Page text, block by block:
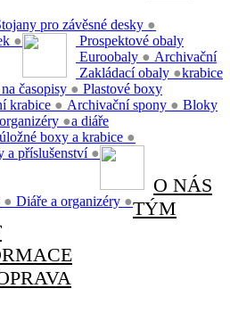
pro závěsné desky ●
●
Prospektové obaly
Euroobaly ●
Zakládací obaly ●
Archivační
krabice
časopisy ●
krabice ● Archivační spony ●
Plastové boxy
●
boxy a krabice ●
a příslušenství ●
Bloky
a diáře
● Diáře a organizéry ●
O NÁS
TÝM